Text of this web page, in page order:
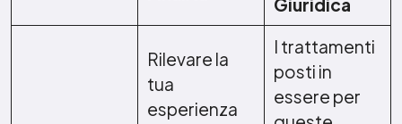
Giuridica
Rilevare la
tua
esperienza
I trattamenti
posti in
essere per